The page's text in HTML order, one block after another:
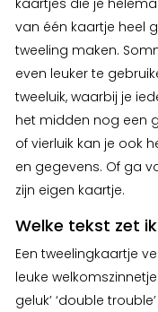
van één kaartje heel
tweeling maken.
even leuker te
tweeluik, waarbij je
het midden nog een
of vierluik kan je ook
en gegevens. Of ga
zijn eigen kaartje.
Welke tekst zet
Een tweelingkaartje
leuke
geluk’ ‘double